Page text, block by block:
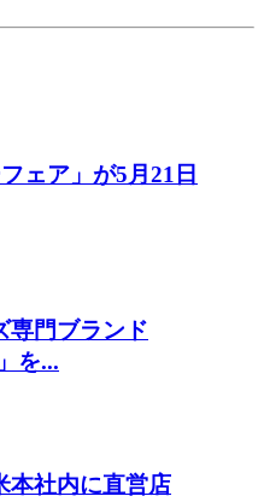
ェア」が5月21日
専門ブランド
を...
本社内に直営店